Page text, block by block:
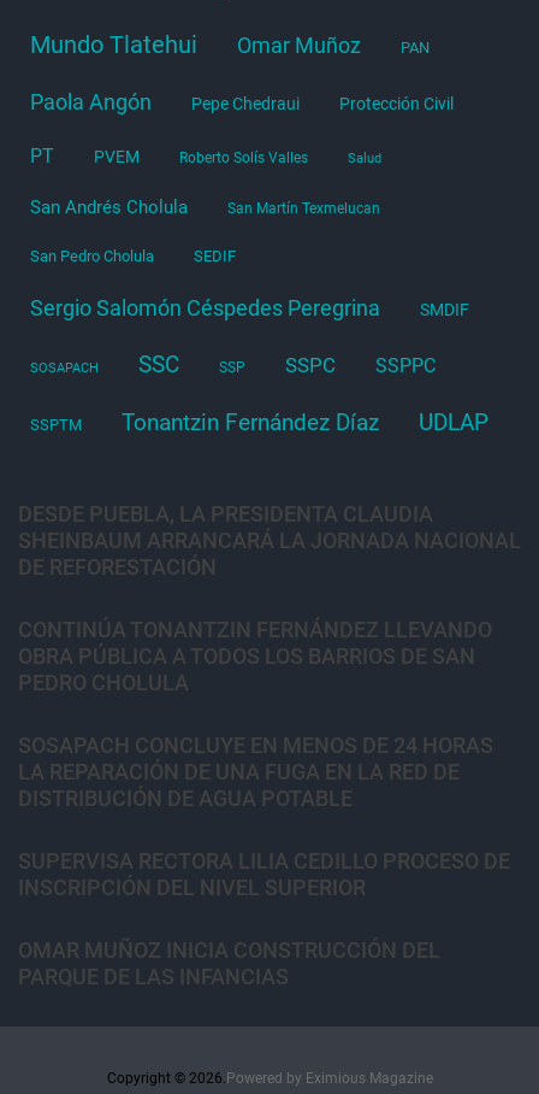
Mundo Tlatehui Omar Muñoz PAN
Paola Angón Pepe Chedraui Protección Civil
PT PVEM Roberto Solís Valles Salud
San Andrés Cholula San Martín Texmelucan
San Pedro Cholula SEDIF
Sergio Salomón Céspedes Peregrina SMDIF
SOSAPACH SSC SSP SSPC SSPPC
SSPTM Tonantzin Fernández Díaz UDLAP
DESDE PUEBLA, LA PRESIDENTA CLAUDIA
SHEINBAUM ARRANCARÁ LA JORNADA NACIONAL
DE REFORESTACIÓN
CONTINÚA TONANTZIN FERNÁNDEZ LLEVANDO
OBRA PÚBLICA A TODOS LOS BARRIOS DE SAN
PEDRO CHOLULA
SOSAPACH CONCLUYE EN MENOS DE 24 HORAS
LA REPARACIÓN DE UNA FUGA EN LA RED DE
DISTRIBUCIÓN DE AGUA POTABLE
SUPERVISA RECTORA LILIA CEDILLO PROCESO DE
INSCRIPCIÓN DEL NIVEL SUPERIOR
OMAR MUÑOZ INICIA CONSTRUCCIÓN DEL
PARQUE DE LAS INFANCIAS
Copyright © 2026. Powered by Eximious Magazine